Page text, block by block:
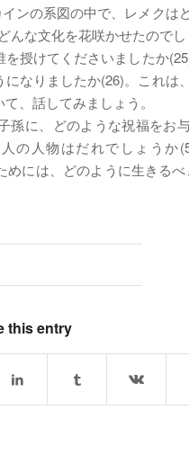
ンの系図の中で、レメクは
な文化を花咲かせたのでし
授けてくださいましたか
なりましたか(26)。これは
、話してみましょう。
孫に、どのような祝福をお
の人物はだれでしょうか
には、どのように生きる
this entry